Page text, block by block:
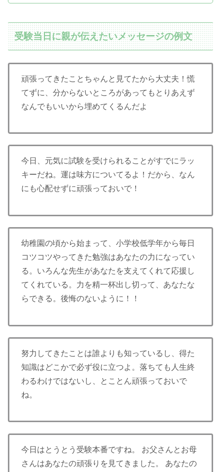
受験当日に親が伝えたいメッセージの例文
頑張ってきたことちゃんと見てたから大丈夫！慌
てずに、分からないところがあってもとりあえず
なんでもいいから埋めてくるんだよ
今日、元気に試験を受けられることがすでにラッ
キーだね。運は味方についてるよ！だから、なん
にも心配せずに頑張っておいで！
幼稚園の頃から始まって、小学校低学年から毎日
コツコツやってきた勉強はあなたの力になってい
る。いろんな先生があなたを支えてくれて応援し
てくれている。力を精一杯出し切って、あなたな
らできる。後悔のないように！！
努力してきたことは誰よりも知っているし、得た
知識はどこかで必ず役に立つよ。落ちても人生終
わるわけではないし、とことん頑張っておいで
ね。
今日はとうとう受験本番ですね。 お父さんとお母
さんはあなたの頑張りを見てきました。 あなたの